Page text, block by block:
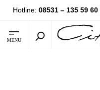
Hotline: 08531 – 135 59 60
MENU